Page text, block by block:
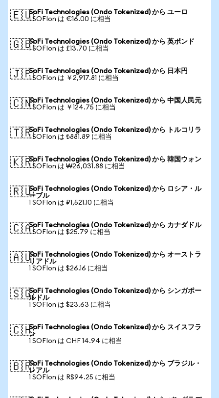
🇪🇺SoFi Technologies (Ondo Tokenized) から ユーロ
1 SOFIon は €16.00 に相当
🇬🇧SoFi Technologies (Ondo Tokenized) から 英ポンド
1 SOFIon は £13.70 に相当
🇯🇵SoFi Technologies (Ondo Tokenized) から 日本円
1 SOFIon は ￥2,917.81 に相当
🇨🇳SoFi Technologies (Ondo Tokenized) から 中国人民元
1 SOFIon は ￥124.75 に相当
🇹🇷SoFi Technologies (Ondo Tokenized) から トルコリラ
1 SOFIon は ₺881.89 に相当
🇰🇷SoFi Technologies (Ondo Tokenized) から 韓国ウォン
1 SOFIon は ₩26,031.88 に相当
🇷🇺SoFi Technologies (Ondo Tokenized) から ロシア・ル
ーブル
1 SOFIon は ₽1,521.10 に相当
🇨🇦SoFi Technologies (Ondo Tokenized) から カナダドル
1 SOFIon は $25.79 に相当
🇦🇺SoFi Technologies (Ondo Tokenized) から オーストラ
リアドル
1 SOFIon は $26.16 に相当
🇸🇬SoFi Technologies (Ondo Tokenized) から シンガポー
ルドル
1 SOFIon は $23.63 に相当
🇨🇭SoFi Technologies (Ondo Tokenized) から スイスフラ
ン
1 SOFIon は CHF 14.94 に相当
🇧🇷SoFi Technologies (Ondo Tokenized) から ブラジル・
レアル
1 SOFIon は R$94.25 に相当